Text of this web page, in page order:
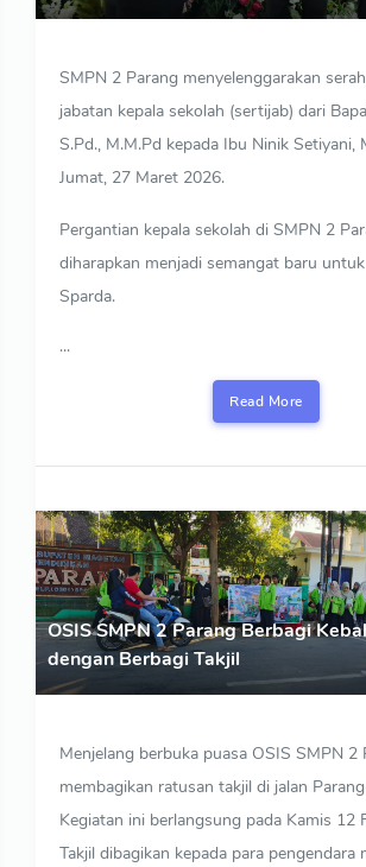
SMPN 2 Parang menyelenggarakan
jabatan kepala sekolah (sertijab) dari
S.Pd., M.M.Pd kepada Ibu Ninik Setiyani,
Jumat, 27 Maret 2026.
Pergantian kepala sekolah di SMPN 2
diharapkan menjadi semangat baru
Sparda.
...
Read More
OSIS SMPN 2 Parang Berbagi
dengan Berbagi Takjil
Menjelang berbuka puasa OSIS SMPN 2
membagikan ratusan takjil di jalan
Kegiatan ini berlangsung pada Kamis 12
Takjil dibagikan kepada para pengendara